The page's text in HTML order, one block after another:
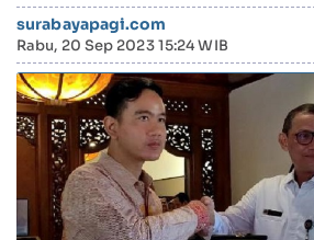
surabayapagi.com
Rabu, 20 Sep 2023 15:24 WIB